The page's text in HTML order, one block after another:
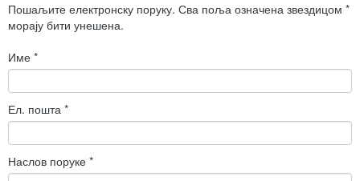
Пошаљите електронску поруку. Сва поља означена звездицом *
морају бити унешена.
Име *
Ел. пошта *
Наслов поруке *